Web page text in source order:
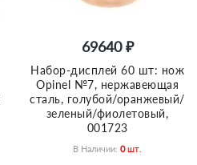
69640 ₽
Набор-дисплей 60 шт: нож
Opinel №7, нержавеющая
сталь, голубой/оранжевый/
зеленый/фиолетовый,
001723
В Наличии: 0 Шт.